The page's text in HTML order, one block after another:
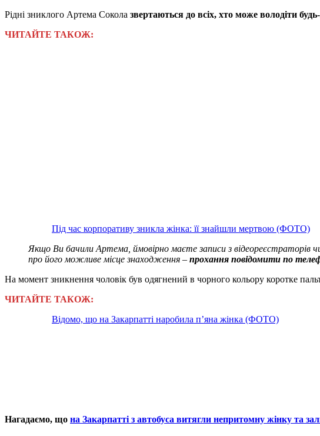
Рідні зниклого Артема Сокола звертаються до всіх, хто може володіти
ЧИТАЙТЕ ТАКОЖ:
Під час корпоративу зникла жінка: її знайшли мертвою (ФОТО)
Якщо Ви бачили Артема, ймовірно маєте записи з відеореєстраторів
про його можливе місце знаходження – прохання повідомити по
На момент зникнення чоловік був одягнений в чорного кольору коротке
ЧИТАЙТЕ ТАКОЖ:
Відомо, що на Закарпатті наробила п’яна жінка (ФОТО)
Нагадаємо, що на Закарпатті з автобуса витягли непритомну жінку та